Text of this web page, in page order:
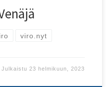
viro.nyt
Julkaistu 23 helmikuun, 2023